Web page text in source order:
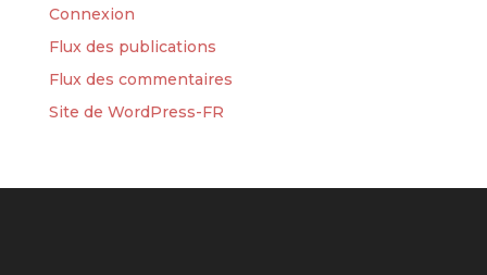
Connexion
Flux des publications
Flux des commentaires
Site de WordPress-FR